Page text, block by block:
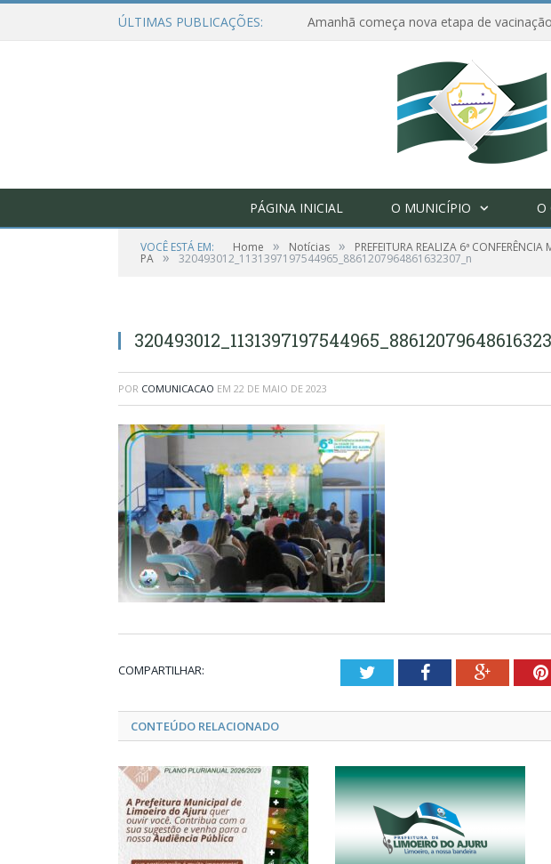
ÚLTIMAS PUBLICAÇÕES:
PÁGINA INICIAL O MUNICÍPIO O
VOCÊ ESTÁ EM: Home » Notícias » PREFEITURA REALIZA 6ª
PA » 320493012_1131397197544965_8861207964861632307_n
POR COMUNICACAO EM 22 DE MAIO DE 2023
COMPARTILHAR: TwitterFacebookGoogle+
CONTEÚDO RELACIONADO